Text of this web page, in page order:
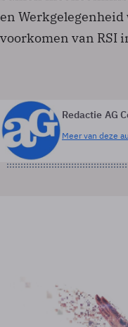
en
voorkomen van RSI
Redactie AG
Meer van deze